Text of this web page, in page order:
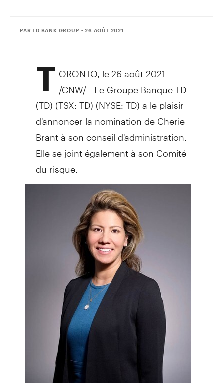
PAR TD BANK GROUP • 26 AOÛT 2021
T ORONTO , le 26 août 2021
/CNW/ - Le Groupe Banque TD
(TD) (TSX: TD) (NYSE: TD) a le plaisir
d'annoncer la nomination deCherie
Brantà son conseil d'administration.
Elle se joint également à son Comité
du risque.